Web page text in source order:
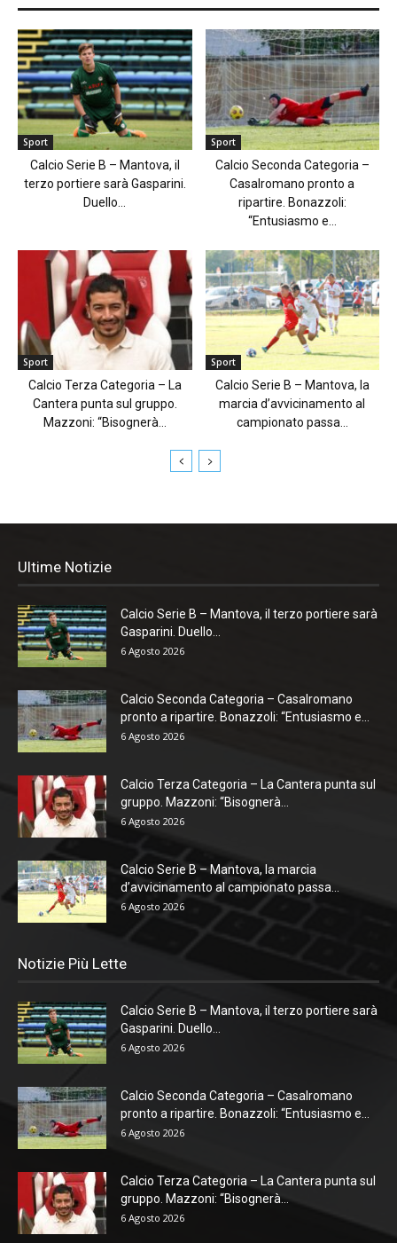
Sport
Calcio Serie B – Mantova, il
terzo portiere sarà Gasparini.
Duello...
Sport
Calcio Seconda Categoria –
Casalromano pronto a
ripartire. Bonazzoli:
“Entusiasmo e...
Sport
Calcio Terza Categoria – La
Cantera punta sul gruppo.
Mazzoni: “Bisognerà...
Sport
Calcio Serie B – Mantova, la
marcia d’avvicinamento al
campionato passa...
Ultime Notizie
Calcio Serie B – Mantova, il terzo portiere sarà
Gasparini. Duello...
6 Agosto 2026
Calcio Seconda Categoria – Casalromano
pronto a ripartire. Bonazzoli: “Entusiasmo e...
6 Agosto 2026
Calcio Terza Categoria – La Cantera punta sul
gruppo. Mazzoni: “Bisognerà...
6 Agosto 2026
Calcio Serie B – Mantova, la marcia
d’avvicinamento al campionato passa...
6 Agosto 2026
Notizie Più Lette
Calcio Serie B – Mantova, il terzo portiere sarà
Gasparini. Duello...
6 Agosto 2026
Calcio Seconda Categoria – Casalromano
pronto a ripartire. Bonazzoli: “Entusiasmo e...
6 Agosto 2026
Calcio Terza Categoria – La Cantera punta sul
gruppo. Mazzoni: “Bisognerà...
6 Agosto 2026